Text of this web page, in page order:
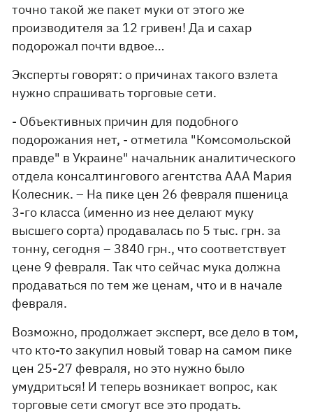
точно такой же пакет муки от этого же
производителя за 12 гривен! Да и сахар
подорожал почти вдвое…
Эксперты говорят: о причинах такого взлета
нужно спрашивать торговые сети.
- Объективных причин для подобного
подорожания нет, - отметила "Комсомольской
правде" в Украине" начальник аналитического
отдела консалтингового агентства ААА Мария
Колесник. – На пике цен 26 февраля пшеница
3-го класса (именно из нее делают муку
высшего сорта) продавалась по 5 тыс. грн. за
тонну, сегодня – 3840 грн., что соответствует
цене 9 февраля. Так что сейчас мука должна
продаваться по тем же ценам, что и в начале
февраля.
Возможно, продолжает эксперт, все дело в том,
что кто-то закупил новый товар на самом пике
цен 25-27 февраля, но это нужно было
умудриться! И теперь возникает вопрос, как
торговые сети смогут все это продать.